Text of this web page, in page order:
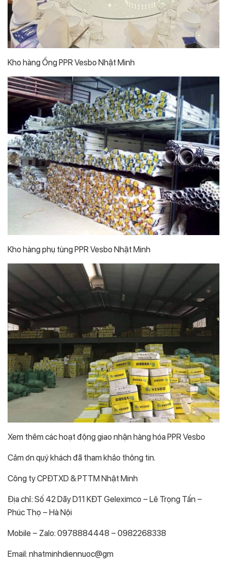
Kho hàng Ống PPR Vesbo Nhật Minh
Kho hàng phụ tùng PPR Vesbo Nhật Minh
Xem thêm các hoạt động giao nhận hàng hóa PPR Vesbo
Cảm ơn quý khách đã tham khảo thông tin.
Công ty CPĐTXD & PTTM Nhật Minh
Địa chỉ: Số 42 Dãy D11 KĐT Geleximco – Lê Trọng Tấn –
Phúc Thọ – Hà Nội
Mobile – Zalo: 0978884448 – 0982268338
Email: nhatminhdiennuoc@gm